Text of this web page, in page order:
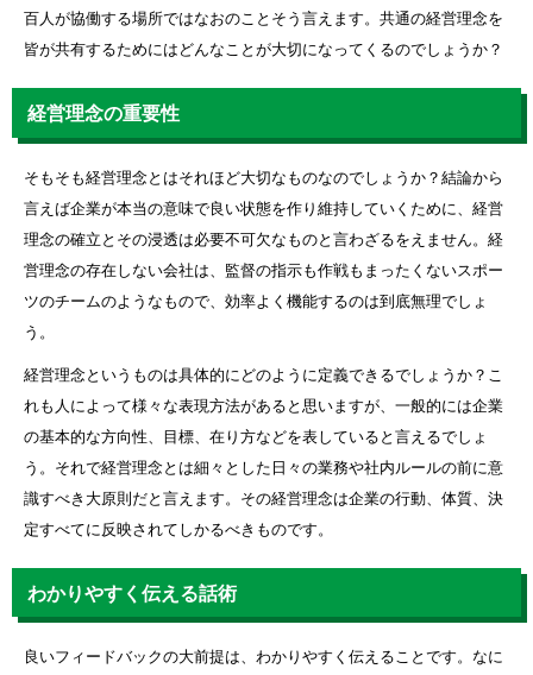
百人が協働する場所ではなおのことそう言えます。共通の経営理念を
皆が共有するためにはどんなことが大切になってくるのでしょうか？
経営理念の重要性
そもそも経営理念とはそれほど大切なものなのでしょうか？結論から
言えば企業が本当の意味で良い状態を作り維持していくために、経営
理念の確立とその浸透は必要不可欠なものと言わざるをえません。経
営理念の存在しない会社は、監督の指示も作戦もまったくないスポー
ツのチームのようなもので、効率よく機能するのは到底無理でしょ
う。
経営理念というものは具体的にどのように定義できるでしょうか？こ
れも人によって様々な表現方法があると思いますが、一般的には企業
の基本的な方向性、目標、在り方などを表していると言えるでしょ
う。それで経営理念とは細々とした日々の業務や社内ルールの前に意
識すべき大原則だと言えます。その経営理念は企業の行動、体質、決
定すべてに反映されてしかるべきものです。
わかりやすく伝える話術
良いフィードバックの大前提は、わかりやすく伝えることです。なに